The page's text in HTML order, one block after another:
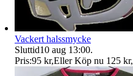
Vackert halssmycke
Sluttid10 aug 13:00.
Pris:95 kr,Eller Köp nu 125 kr,